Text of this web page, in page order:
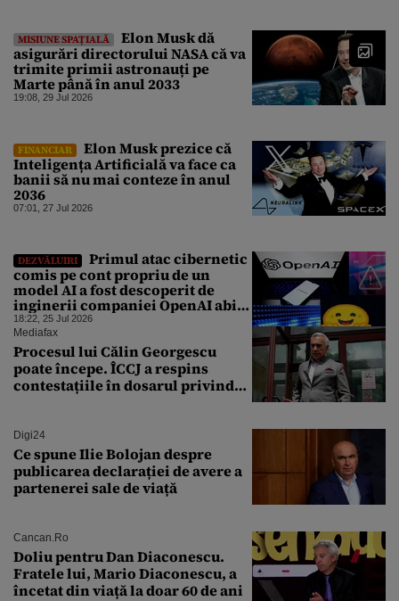
MISIUNE SPAȚIALĂ
Elon Musk dă
asigurări directorului NASA că va
trimite primii astronauți pe
Marte până în anul 2033
19:08, 29 Jul 2026
FINANCIAR
Elon Musk prezice că
Inteligența Artificială va face ca
banii să nu mai conteze în anul
2036
07:01, 27 Jul 2026
DEZVĂLUIRI
Primul atac cibernetic
comis pe cont propriu de un
model AI a fost descoperit de
inginerii companiei OpenAI abia
după o săptămână
18:22, 25 Jul 2026
Mediafax
Procesul lui Călin Georgescu
poate începe. ÎCCJ a respins
contestațiile în dosarul privind
Digi24
Ce spune Ilie Bolojan despre
publicarea declarației de avere a
partenerei sale de viață
Cancan.ro
Doliu pentru Dan Diaconescu.
Fratele lui, Mario Diaconescu, a
încetat din viață la doar 60 de ani